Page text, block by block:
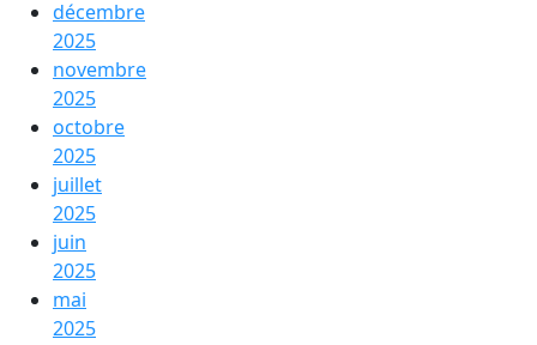
décembre
2025
novembre
2025
octobre
2025
juillet
2025
juin
2025
mai
2025